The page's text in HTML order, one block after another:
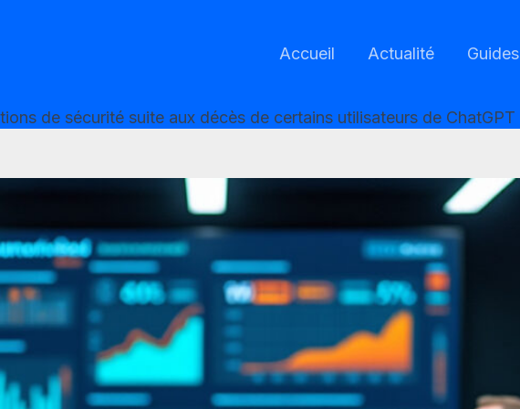
Accueil Actualité Guides
de sécurité suite aux décès de certains utilisateurs de ChatGPT